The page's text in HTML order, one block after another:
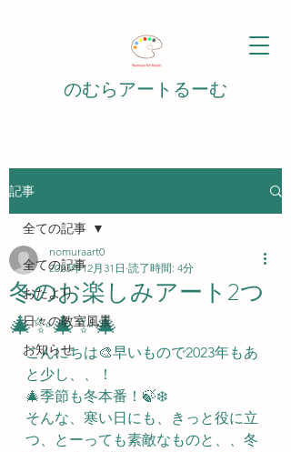
のむらアートるーむ
記事
全ての記事
おたより
日々の教室風景
お知らせ
全ての記事
冬のお楽しみアート2つ
🎄✨🎄✨🎄
nomuraart0
2023年12月31日 読了時間: 4分
こんにちは🎨早いもので2023年もあ
と少し、、！
🎄季節も冬本番！🍃❄️
そんな、寒い日にも、きっと役に立
つ、とーっても素敵なものと、、冬